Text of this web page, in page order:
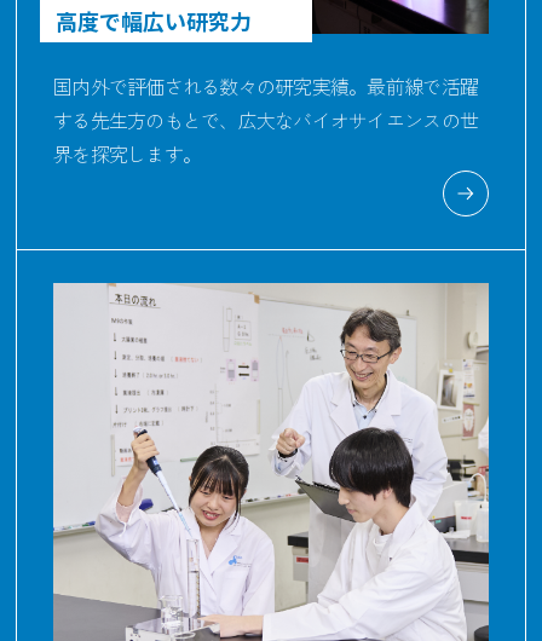
高度で幅広い研究力
国内外で評価される数々の研究実績。最前線で活躍
する先生方のもとで、広大なバイオサイエンスの世
界を探究します。